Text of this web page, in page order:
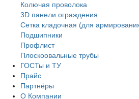
Колючая проволока
3D панели ограждения
Сетка кладочная (для
Подшипники
Профлист
Плоскоовальные трубы
ГОСТы и ТУ
Прайс
Партнёры
О Компании